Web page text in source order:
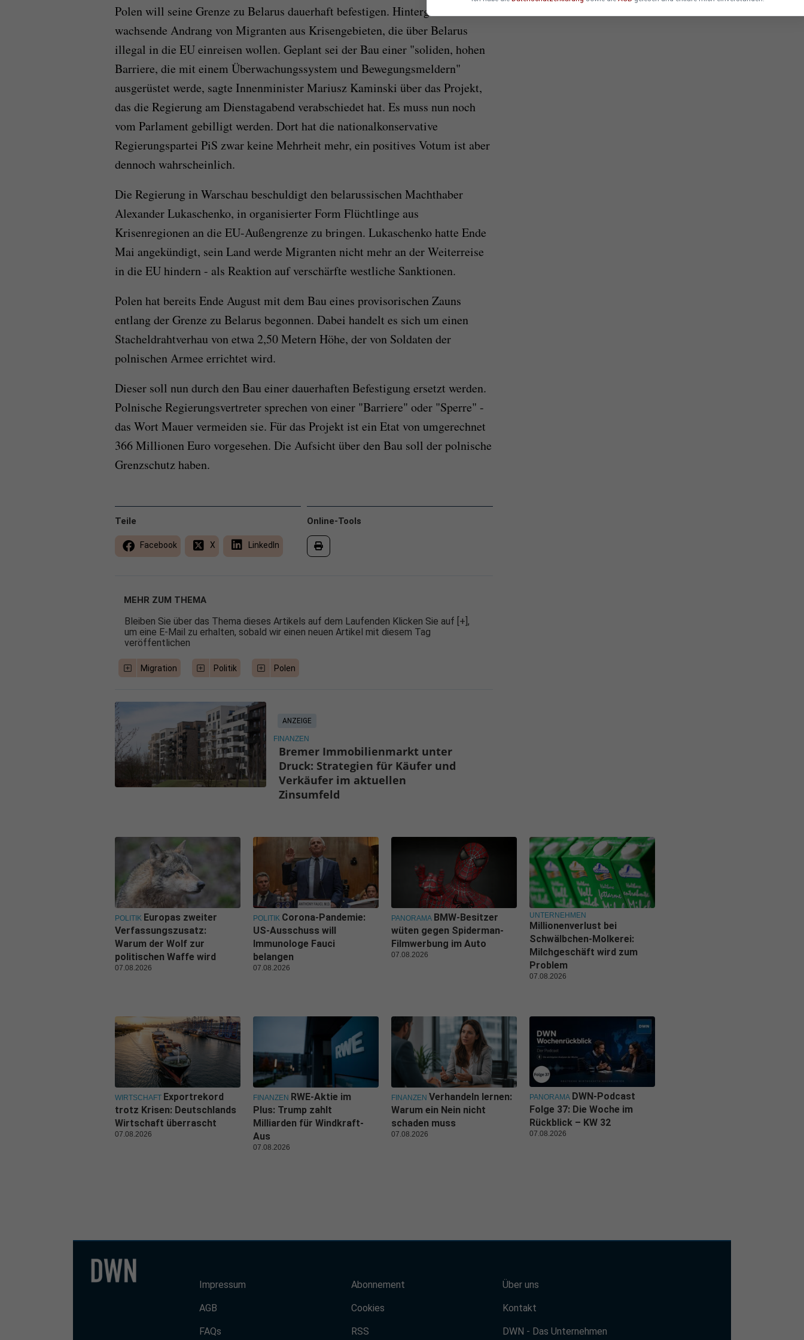
Polen will seine Grenze zu Belarus dauerhaft befestigen. Hintergrund ist der
wachsende Andrang von Migranten aus Krisengebieten, die über Belarus
illegal in die EU einreisen wollen. Geplant sei der Bau einer "soliden, hohen
Barriere, die mit einem Überwachungssystem und Bewegungsmeldern"
ausgerüstet werde, sagte Innenminister Mariusz Kaminski über das Projekt,
das die Regierung am Dienstagabend verabschiedet hat. Es muss nun noch
vom Parlament gebilligt werden. Dort hat die nationalkonservative
Regierungspartei PiS zwar keine Mehrheit mehr, ein positives Votum ist aber
dennoch wahrscheinlich.
Die Regierung in Warschau beschuldigt den belarussischen Machthaber
Alexander Lukaschenko, in organisierter Form Flüchtlinge aus
Krisenregionen an die EU-Außengrenze zu bringen. Lukaschenko hatte Ende
Mai angekündigt, sein Land werde Migranten nicht mehr an der Weiterreise
in die EU hindern - als Reaktion auf verschärfte westliche Sanktionen.
Polen hat bereits Ende August mit dem Bau eines provisorischen Zauns
entlang der Grenze zu Belarus begonnen. Dabei handelt es sich um einen
Stacheldrahtverhau von etwa 2,50 Metern Höhe, der von Soldaten der
polnischen Armee errichtet wird.
Dieser soll nun durch den Bau einer dauerhaften Befestigung ersetzt werden.
Polnische Regierungsvertreter sprechen von einer "Barriere" oder "Sperre" -
das Wort Mauer vermeiden sie. Für das Projekt ist ein Etat von umgerechnet
366 Millionen Euro vorgesehen. Die Aufsicht über den Bau soll der polnische
Grenzschutz haben.
Online-Tools
Teile
Facebook X LinkedIn
MEHR ZUM THEMA
Bleiben Sie über das Thema dieses Artikels auf dem Laufenden Klicken Sie auf [+],
um eine E-Mail zu erhalten, sobald wir einen neuen Artikel mit diesem Tag
veröffentlichen
Migration Politik Polen
ANZEIGE
FINANZEN
Bremer Immobilienmarkt unter
Druck: Strategien für Käufer und
Verkäufer im aktuellen
Zinsumfeld
POLITIK Europas zweiter
Verfassungszusatz:
Warum der Wolf zur
politischen Waffe wird
07.08.2026
POLITIK Corona-Pandemie:
US-Ausschuss will
Immunologe Fauci
belangen
07.08.2026
PANORAMA BMW-Besitzer
wüten gegen Spiderman-
Filmwerbung im Auto
07.08.2026
UNTERNEHMEN
Millionenverlust bei
Schwälbchen-Molkerei:
Milchgeschäft wird zum
Problem
07.08.2026
WIRTSCHAFT Exportrekord
trotz Krisen: Deutschlands
Wirtschaft überrascht
07.08.2026
FINANZEN RWE-Aktie im
Plus: Trump zahlt
Milliarden für Windkraft-
Aus
07.08.2026
FINANZEN Verhandeln lernen:
Warum ein Nein nicht
schaden muss
07.08.2026
PANORAMA DWN-Podcast
Folge 37: Die Woche im
Rückblick – KW 32
07.08.2026
Impressum
AGB
FAQs
Abonnement
Cookies
RSS
Über uns
Kontakt
DWN - Das Unternehmen